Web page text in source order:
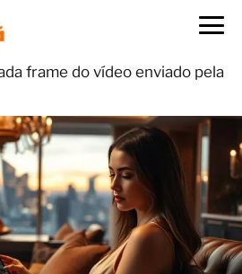
frame do vídeo enviado pela